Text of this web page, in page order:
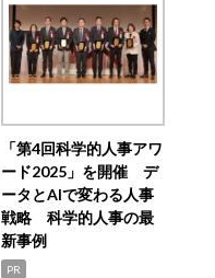
「第4回科学的人事アワ
ード2025」を開催 デ
ータとAIで変わる人事
戦略 科学的人事の最
新事例
PR